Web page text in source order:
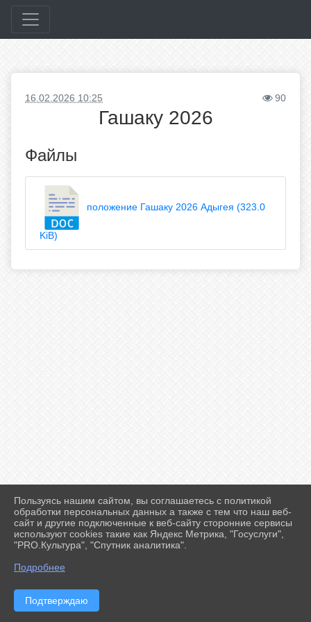
16.02.2026 10:25 90
Гашаку 2026
Файлы
положение Гашаку 2026 Адыгея (323.0
KiB)
2026 г. ff-karate.ru
Вход
Карта сайта
Политика обработки персональных данных
Сделано на KubCMS
Пользуясь нашим сайтом, вы соглашаетесь с политикой
обработки персональных данных а также с тем что наш веб-
сайт и другие подключенные к веб-сайту сторонние сервисы
используют cookies такие как Яндекс Метрика, "Госуслуги",
"PRO.Культура", "Спутник аналитика".
Подробнее
Подтверждаю